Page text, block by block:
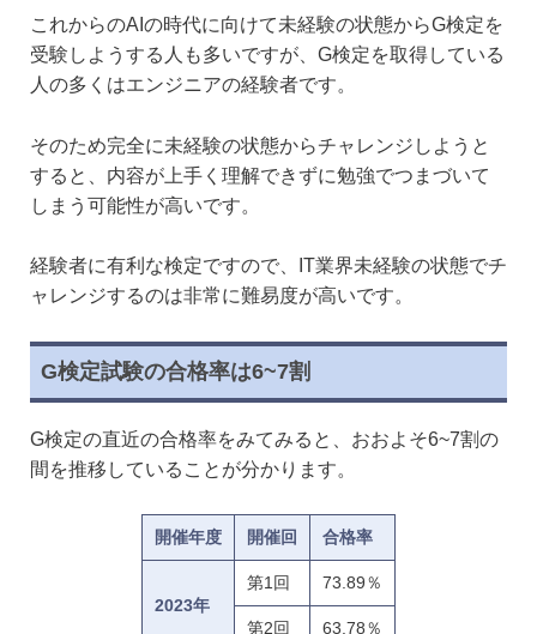
これからのAIの時代に向けて未経験の状態からG検定を
受験しようする人も多いですが、G検定を取得している
人の多くはエンジニアの経験者です。
そのため完全に未経験の状態からチャレンジしようと
すると、内容が上手く理解できずに勉強でつまづいて
しまう可能性が高いです。
経験者に有利な検定ですので、IT業界未経験の状態でチ
ャレンジするのは非常に難易度が高いです。
G検定試験の合格率は6~7割
G検定の直近の合格率をみてみると、おおよそ6~7割の
間を推移していることが分かります。
開催年度 開催回 合格率
2023年
第1回 73.89％
第2回 63.78％